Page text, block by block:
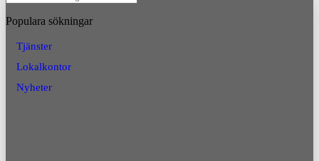
Populara sökningar
Tjänster
Lokalkontor
Nyheter